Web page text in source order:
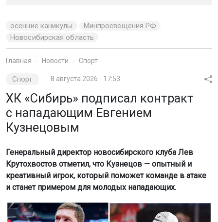
осенние каникулы
Минпросвещения РФ
Новосибирская область
Главная Новости Спорт
Спорт 8 августа 2026 - 17:53
ХК «Сибирь» подписал контракт
с нападающим Евгением
Кузнецовым
Генеральный директор новосибирского клуба Лев
Крутохвостов отметил, что Кузнецов — опытный и
креативный игрок, который поможет команде в атаке
и станет примером для молодых нападающих.